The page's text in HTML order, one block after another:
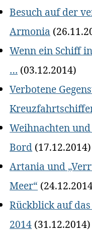
Besuch auf der
Armonia
Wenn ein Schiff
… (03.12.2014)
Verbotene
Weihnachten
Bord (17.12.2014)
Artania und
Meer“
Rückblick auf
2014 (31.12.2014)